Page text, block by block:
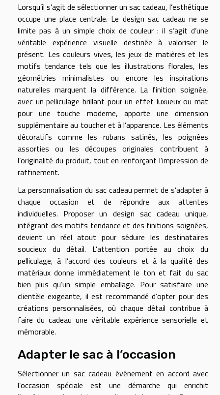
Lorsqu’il s’agit de sélectionner un sac cadeau, l’esthétique
occupe une place centrale. Le design sac cadeau ne se
limite pas à un simple choix de couleur : il s’agit d’une
véritable expérience visuelle destinée à valoriser le
présent. Les couleurs vives, les jeux de matières et les
motifs tendance tels que les illustrations florales, les
géométries minimalistes ou encore les inspirations
naturelles marquent la différence. La finition soignée,
avec un pelliculage brillant pour un effet luxueux ou mat
pour une touche moderne, apporte une dimension
supplémentaire au toucher et à l’apparence. Les éléments
décoratifs comme les rubans satinés, les poignées
assorties ou les découpes originales contribuent à
l’originalité du produit, tout en renforçant l’impression de
raffinement.
La personnalisation du sac cadeau permet de s’adapter à
chaque occasion et de répondre aux attentes
individuelles. Proposer un design sac cadeau unique,
intégrant des motifs tendance et des finitions soignées,
devient un réel atout pour séduire les destinataires
soucieux du détail. L’attention portée au choix du
pelliculage, à l’accord des couleurs et à la qualité des
matériaux donne immédiatement le ton et fait du sac
bien plus qu’un simple emballage. Pour satisfaire une
clientèle exigeante, il est recommandé d’opter pour des
créations personnalisées, où chaque détail contribue à
faire du cadeau une véritable expérience sensorielle et
mémorable.
Adapter le sac à l’occasion
Sélectionner un sac cadeau événement en accord avec
l’occasion spéciale est une démarche qui enrichit